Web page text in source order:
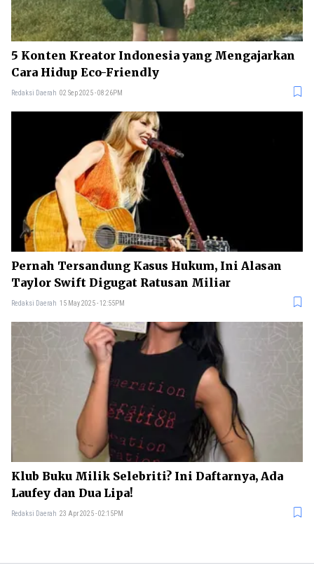
5 Konten Kreator Indonesia yang Mengajarkan
Cara Hidup Eco-Friendly
Redaksi Daerah 02 Sep 2025 - 08:26PM
Pernah Tersandung Kasus Hukum, Ini Alasan
Taylor Swift Digugat Ratusan Miliar
Redaksi Daerah 15 May 2025 - 12:55PM
Klub Buku Milik Selebriti? Ini Daftarnya, Ada
Laufey dan Dua Lipa!
Redaksi Daerah 23 Apr 2025 - 02:15PM